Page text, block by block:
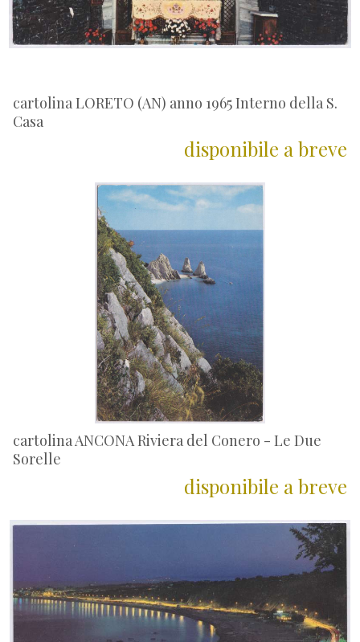
cartolina LORETO (AN) anno 1965 Interno della S.
Casa
disponibile a breve
cartolina ANCONA Riviera del Conero - Le Due
Sorelle
disponibile a breve